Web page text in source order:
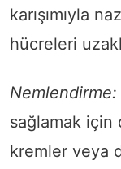
karışımıyla
hücreleri
Nemlendirme:
sağlamak için
kremler veya